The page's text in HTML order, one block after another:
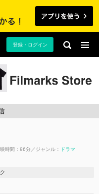
登録・ログイン
映時間：96分 ジャンル： ドラマ